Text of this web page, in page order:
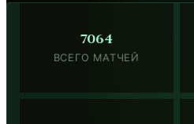
7064
ВСЕГО МАТЧЕЙ